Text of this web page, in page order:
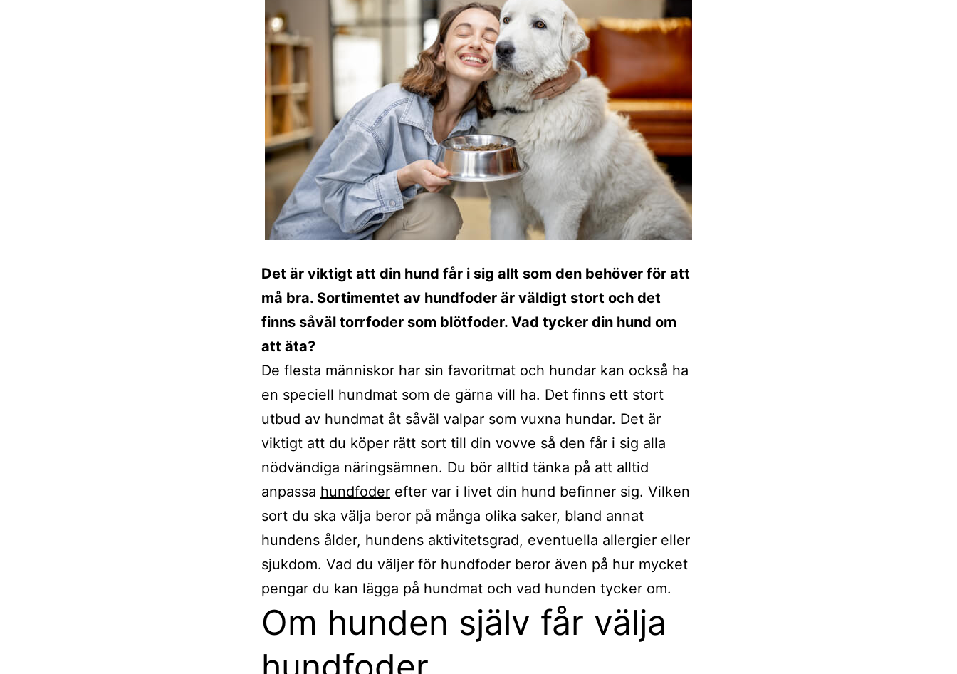
Det är viktigt att din hund får i sig allt som den behöver för att
må bra. Sortimentet av hundfoder är väldigt stort och det
finns såväl torrfoder som blötfoder. Vad tycker din hund om
att äta?
De flesta människor har sin favoritmat och hundar kan också ha
en speciell hundmat som de gärna vill ha. Det finns ett stort
utbud av hundmat åt såväl valpar som vuxna hundar. Det är
viktigt att du köper rätt sort till din vovve så den får i sig alla
nödvändiga näringsämnen. Du bör alltid tänka på att alltid
anpassa hundfoder efter var i livet din hund befinner sig. Vilken
sort du ska välja beror på många olika saker, bland annat
hundens ålder, hundens aktivitetsgrad, eventuella allergier eller
sjukdom. Vad du väljer för hundfoder beror även på hur mycket
pengar du kan lägga på hundmat och vad hunden tycker om.
Om hunden själv får välja